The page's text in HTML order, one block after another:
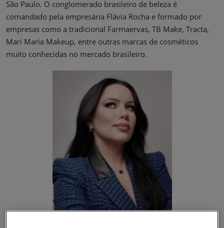
São Paulo. O conglomerado brasileiro de beleza é
comandado pela empresária Flávia Rocha e formado por
empresas como a tradicional Farmaervas, TB Make, Tracta,
Mari Maria Makeup, entre outras marcas de cosméticos
muito conhecidas no mercado brasileiro.